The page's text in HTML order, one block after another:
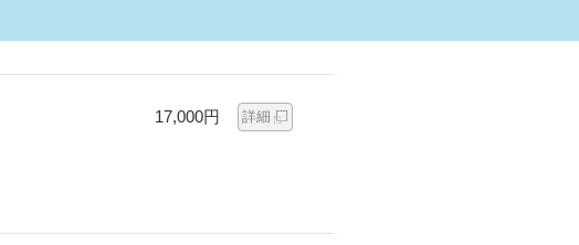
17,000円 詳細